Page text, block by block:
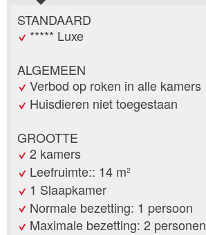
STANDAARD
***** Luxe
ALGEMEEN
Verbod op roken in alle kamers
Huisdieren niet toegestaan
GROOTTE
2 kamers
Leefruimte:: 14 m²
1 Slaapkamer
Normale bezetting: 1 persoon
Maximale bezetting: 2 personen